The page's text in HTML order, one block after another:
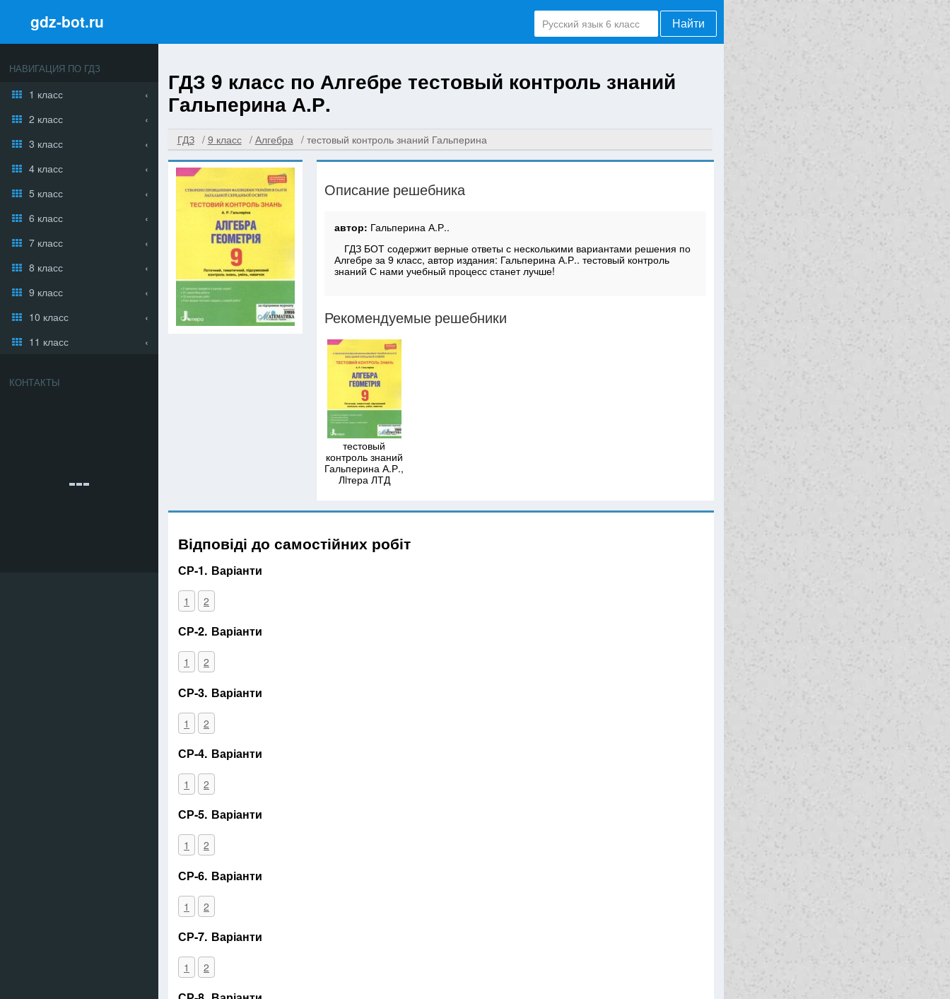
gdz-bot.ru Найти
НАВИГАЦИЯ ПО ГДЗ
1 класс
2 класс
3 класс
4 класс
5 класс
6 класс
7 класс
8 класс
9 класс
10 класс
11 класс
КОНТАКТЫ
ГДЗ 9 класс по Алгебре тестовый контроль знаний
Гальперина А.Р.
ГДЗ 9 класс Алгебра тестовый контроль знаний Гальперина
Описание решебника
автор: Гальперина А.Р..
ГДЗ БОТ содержит верные ответы с несколькими вариантами решения по
Алгебре за 9 класс, автор издания: Гальперина А.Р.. тестовый контроль
знаний С нами учебный процесс станет лучше!
Рекомендуемые решебники
тестовый
контроль знаний
Гальперина А.Р.,
Лiтера ЛТД
Відповіді до самостійних робіт
СР-1. Варіанти
1 2
СР-2. Варіанти
1 2
СР-3. Варіанти
1 2
СР-4. Варіанти
1 2
СР-5. Варіанти
1 2
СР-6. Варіанти
1 2
СР-7. Варіанти
1 2